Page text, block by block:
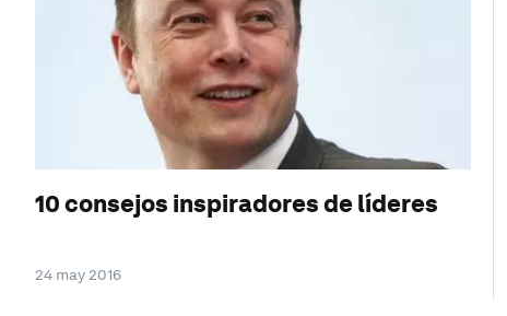
10 consejos inspiradores de líderes
24 may 2016